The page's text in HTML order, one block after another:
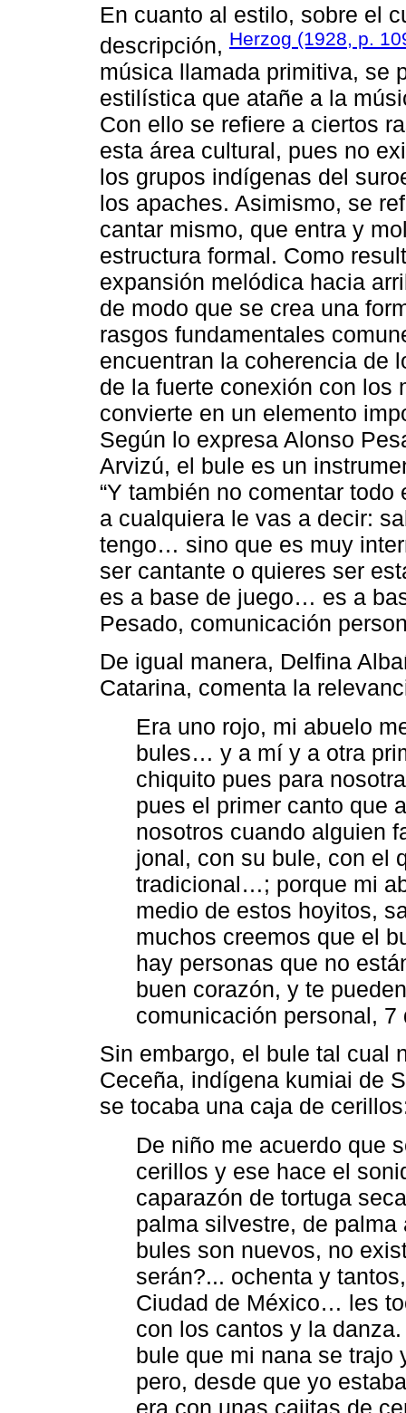
En cuanto al estilo, sobre el
descripción, Herzog (1928, p.
música llamada primitiva, se
estilística que atañe a la
Con ello se refiere a ciertos
esta área cultural, pues no
los grupos indígenas del
los apaches. Asimismo, se
cantar mismo, que entra y
estructura formal. Como
expansión melódica hacia
de modo que se crea una
rasgos fundamentales
encuentran la coherencia de
de la fuerte conexión con los
convierte en un elemento
Según lo expresa Alonso
Arvizú, el bule es un
“Y también no comentar
a cualquiera le vas a decir:
tengo… sino que es muy
ser cantante o quieres ser
es a base de juego… es a
Pesado, comunicación
De igual manera, Delfina
Catarina, comenta la
Era uno rojo, mi abuelo
bules… y a mí y a otra
chiquito pues para
pues el primer canto que
nosotros cuando alguien
jonal, con su bule, con el
tradicional…; porque mi
medio de estos hoyitos,
muchos creemos que el
hay personas que no
buen corazón, y te
comunicación personal, 7
Sin embargo, el bule tal cual
Ceceña, indígena kumiai de
se tocaba una caja de
De niño me acuerdo que
cerillos y ese hace el
caparazón de tortuga
palma silvestre, de
bules son nuevos, no
serán?... ochenta y
Ciudad de México… les
con los cantos y la
bule que mi nana se trajo
pero, desde que yo
era con unas cajitas de